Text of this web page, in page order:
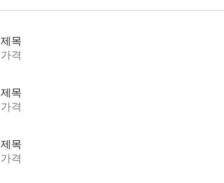
제목
가격
제목
가격
제목
가격